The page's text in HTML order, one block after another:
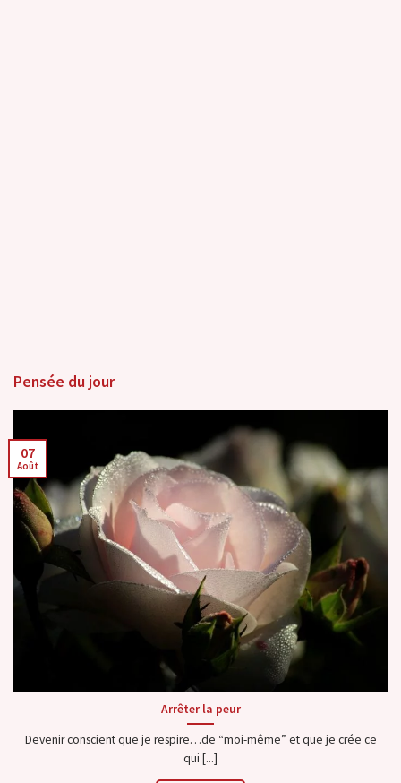
Pensée du jour
Arrêter la peur
Devenir conscient que je respire…de “moi-même” et que je crée ce
qui [...]
07
Août